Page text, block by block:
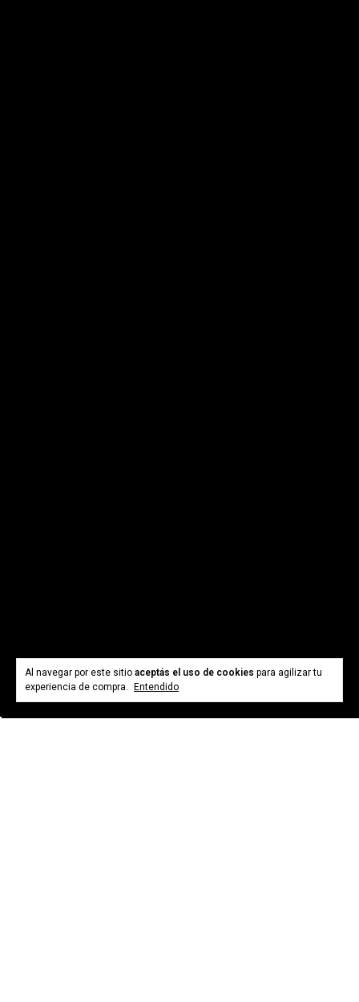
Al navegar por este sitio aceptás el uso de cookies para agilizar tu
experiencia de compra.
Entendido